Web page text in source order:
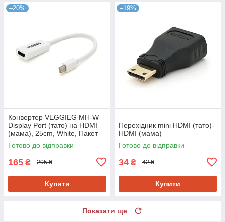
–20%
Конвертер VEGGIEG MH-W
Display Port (тато) на HDMI
(мама), 25cm, White, Пакет
Готово до відправки
165 ₴ 205 ₴
Купити
–19%
Перехідник mini HDMI (тато)-
HDMI (мама)
Готово до відправки
34 ₴ 42 ₴
Купити
Показати ще